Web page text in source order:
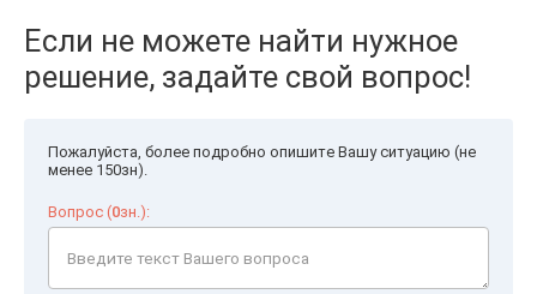
Если не можете найти нужное
решение, задайте свой вопрос!
Пожалуйста, более подробно опишите Вашу ситуацию (не
менее 150зн).
Вопрос (0зн.):